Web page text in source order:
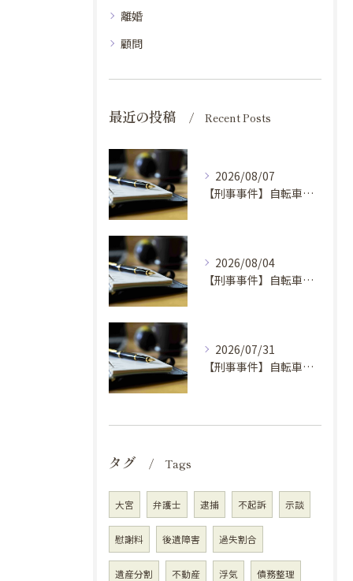
離婚
顧問
最近の投稿 Recent Posts
2026/08/07
【刑事事件】自転車窃盗事件の弁護士を選ぶ基準①
2026/08/04
【刑事事件】自転車窃盗で弁護士に依頼するべき場合の理由④
2026/07/31
【刑事事件】自転車窃盗で弁護士に依頼するべき場合の理由③
タグ Tags
大宮 弁護士 逮捕 不起訴 示談
慰謝料 後遺障害 過失割合
遺産分割 不動産 浮気 債務整理